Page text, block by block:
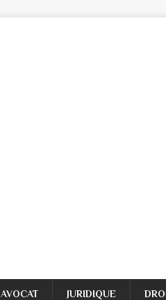
AVOCAT JURIDIQUE